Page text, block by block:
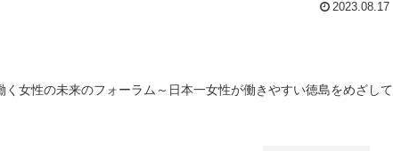
2023.08.17
女性の未来のフォーラム～日本一女性が働きやすい徳島をめざして